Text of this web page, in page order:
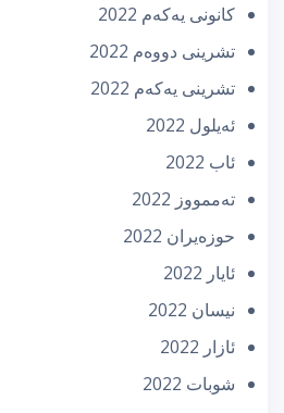
كانونی یه‌كه‌م 2022
تشرینی دووه‌م 2022
تشرینی یه‌كه‌م 2022
ئه‌یلول 2022
ئاب 2022
تەممووز 2022
حوزه‌یران 2022
ئایار 2022
نیسان 2022
ئازار 2022
شوبات 2022